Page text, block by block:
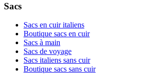
Sacs
Sacs en cuir italiens
Boutique sacs en cuir
Sacs à main
Sacs de voyage
Sacs italiens sans cuir
Boutique sacs sans cuir